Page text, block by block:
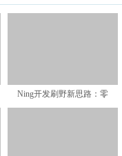
Ning开发刷野新思路：零